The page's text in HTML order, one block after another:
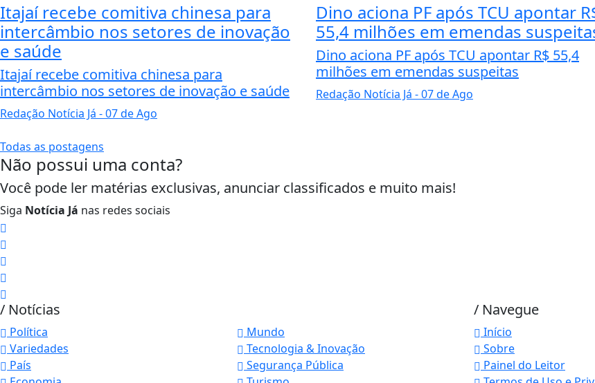
Itajaí recebe comitiva chinesa para
intercâmbio nos setores de inovação
e saúde
Itajaí recebe comitiva chinesa para
intercâmbio nos setores de inovação e saúde
Redação Notícia Já - 07 de Ago
Dino aciona PF após TCU apontar
55,4 milhões em emendas
Dino aciona PF após TCU apontar R$ 55,4
milhões em emendas suspeitas
Redação Notícia Já - 07 de Ago
Todas as postagens
Não possui uma conta?
Você pode ler matérias exclusivas, anunciar classificados e muito mais!
Siga Notícia Já nas redes sociais
/ Notícias
Política
Mundo
Variedades
Tecnologia & Inovação
País
Segurança Pública
/ Navegue
Início
Sobre
Painel do Leitor